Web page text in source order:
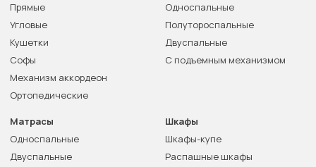
Прямые
Угловые
Кушетки
Софы
Механизм аккордеон
Ортопедические
Односпальные
Полутороспальные
Двуспальные
С подъемным механизмом
Матрасы
Односпальные
Двуспальные
Шкафы
Шкафы-купе
Распашные шкафы